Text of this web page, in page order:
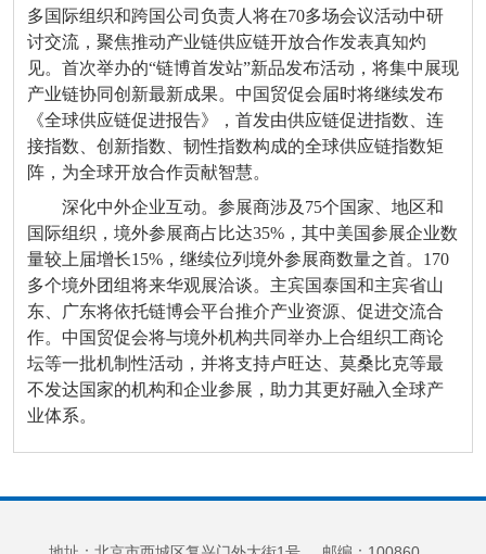
多国际组织和跨国公司负责人将在70多场会议活动中研
讨交流，聚焦推动产业链供应链开放合作发表真知灼
见。首次举办的“链博首发站”新品发布活动，将集中展现
产业链协同创新最新成果。中国贸促会届时将继续发布
《全球供应链促进报告》，首发由供应链促进指数、连
接指数、创新指数、韧性指数构成的全球供应链指数矩
阵，为全球开放合作贡献智慧。
深化中外企业互动。参展商涉及75个国家、地区和
国际组织，境外参展商占比达35%，其中美国参展企业数
量较上届增长15%，继续位列境外参展商数量之首。170
多个境外团组将来华观展洽谈。主宾国泰国和主宾省山
东、广东将依托链博会平台推介产业资源、促进交流合
作。中国贸促会将与境外机构共同举办上合组织工商论
坛等一批机制性活动，并将支持卢旺达、莫桑比克等最
不发达国家的机构和企业参展，助力其更好融入全球产
业体系。